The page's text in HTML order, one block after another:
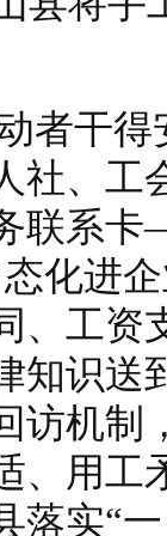
者干
社、工
联系
化进
、工资
知识送
访机制
、用工
落实“